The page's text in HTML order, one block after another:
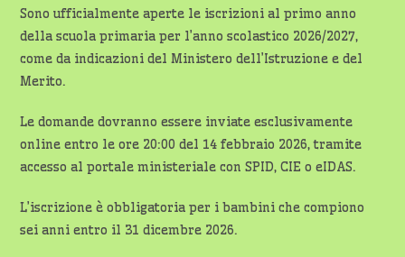
Sono ufficialmente aperte le iscrizioni al primo anno
della scuola primaria per l’anno scolastico 2026/2027,
come da indicazioni del Ministero dell’Istruzione e del
Merito.
Le domande dovranno essere inviate esclusivamente
online entro le ore 20:00 del 14 febbraio 2026, tramite
accesso al portale ministeriale con SPID, CIE o eIDAS.
L’iscrizione è obbligatoria per i bambini che compiono
sei anni entro il 31 dicembre 2026.